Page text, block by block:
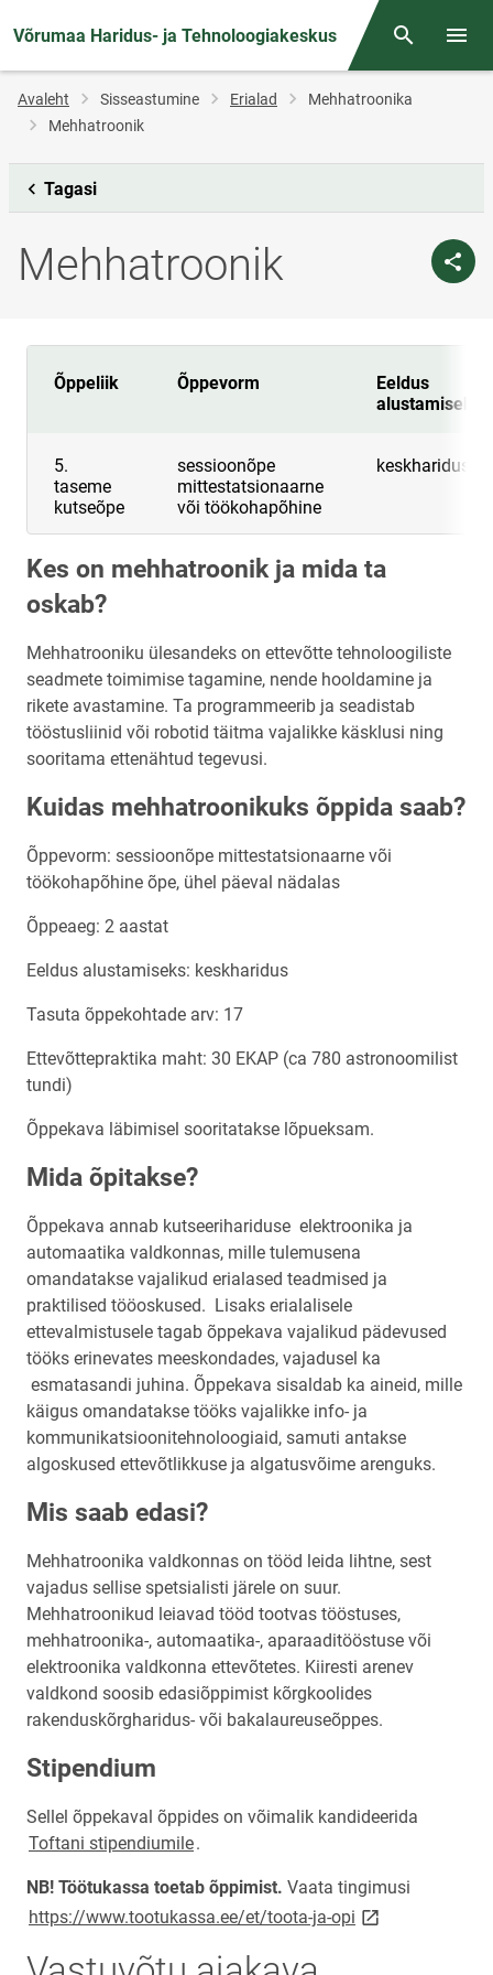
Võrumaa Haridus- ja Tehnoloogiakeskus Otsing
Jälglink
Avaleht Sisseastumine Erialad
Mehhatroonika
Mehhatroonik
Mehhatroonik
Tagasi
Õppeliik Õppevorm
Eeldus
alustamiseks
5.
taseme
kutseõpe
sessioonõpe
mittestatsionaarne
või töökohapõhine
keskharidus
Kes on mehhatroonik ja mida ta
oskab?
Mehhatrooniku ülesandeks on ettevõtte tehnoloogiliste
seadmete toimimise tagamine, nende hooldamine ja
rikete avastamine. Ta programmeerib ja seadistab
tööstusliinid või robotid täitma vajalikke käsklusi ning
sooritama ettenähtud tegevusi.
Kuidas mehhatroonikuks õppida saab?
Õppevorm: sessioonõpe mittestatsionaarne või
töökohapõhine õpe, ühel päeval nädalas
Õppeaeg: 2 aastat
Eeldus alustamiseks: keskharidus
Tasuta õppekohtade arv: 17
Ettevõttepraktika maht: 30 EKAP (ca 780 astronoomilist
tundi)
Õppekava läbimisel sooritatakse lõpueksam.
Mida õpitakse?
Õppekava annab kutseerihariduse elektroonika ja
automaatika valdkonnas, mille tulemusena
omandatakse vajalikud erialased teadmised ja
praktilised tööoskused. Lisaks erialalisele
ettevalmistusele tagab õppekava vajalikud pädevused
tööks erinevates meeskondades, vajadusel ka
esmatasandi juhina. Õppekava sisaldab ka aineid, mille
käigus omandatakse tööks vajalikke info- ja
kommunikatsioonitehnoloogiaid, samuti antakse
algoskused ettevõtlikkuse ja algatusvõime arenguks.
Mis saab edasi?
Mehhatroonika valdkonnas on tööd leida lihtne, sest
vajadus sellise spetsialisti järele on suur.
Mehhatroonikud leiavad tööd tootvas tööstuses,
mehhatroonika-, automaatika-, aparaaditööstuse või
elektroonika valdkonna ettevõtetes. Kiiresti arenev
valdkond soosib edasiõppimist kõrgkoolides
rakenduskõrgharidus- või bakalaureuseõppes.
Stipendium
Sellel õppekaval õppides on võimalik kandideerida
Toftani stipendiumile.
NB! Töötukassa toetab õppimist. Vaata tingimusi
https://www.tootukassa.ee/et/toota-ja-opi link opens on